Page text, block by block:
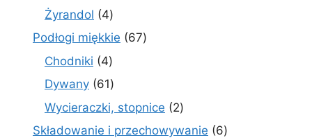
produktów
Żyrandol 44
produkty
Podłogi miękkie 6767
Chodniki 44
produkty
Dywany 6161
produktów
Wycieraczki, stopnice 22
produkty
Składowanie i przechowywanie 66